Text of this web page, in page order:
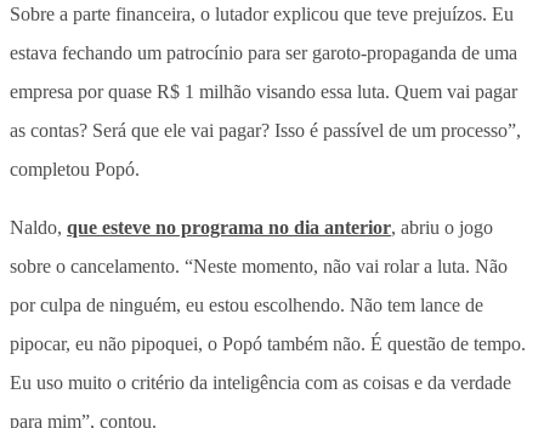
Sobre a parte financeira, o lutador explicou que teve prejuízos. Eu
estava fechando um patrocínio para ser garoto-propaganda de uma
empresa por quase R$ 1 milhão visando essa luta. Quem vai pagar
as contas? Será que ele vai pagar? Isso é passível de um processo”,
completou Popó.
Naldo, que esteve no programa no dia anterior, abriu o jogo
sobre o cancelamento. “Neste momento, não vai rolar a luta. Não
por culpa de ninguém, eu estou escolhendo. Não tem lance de
pipocar, eu não pipoquei, o Popó também não. É questão de tempo.
Eu uso muito o critério da inteligência com as coisas e da verdade
para mim”, contou.